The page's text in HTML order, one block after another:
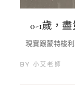
0-1歲，
現實跟蒙特梭
BY 小艾老師